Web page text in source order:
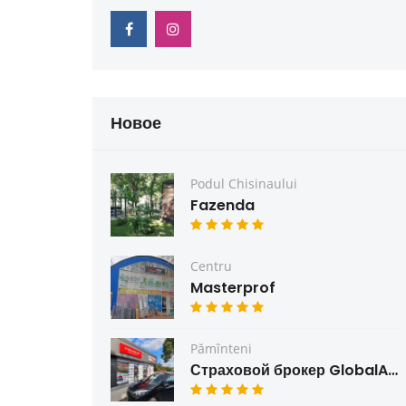
Новое
Podul Chisinaului
Fazenda
Centru
Masterprof
Pămînteni
Страховой брокер GlobalAsig